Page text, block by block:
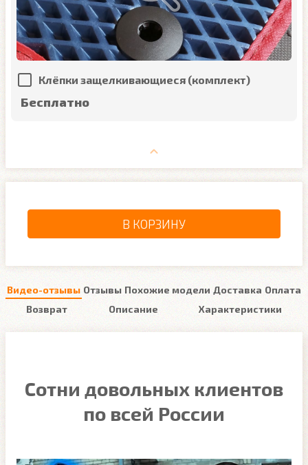
Клёпки защелкивающиеся (комплект)
Бесплатно
В КОРЗИНУ
Видео-отзывы Отзывы Похожие модели Доставка Оплата
Возврат
Описание Характеристики
Сотни довольных клиентов
по всей России